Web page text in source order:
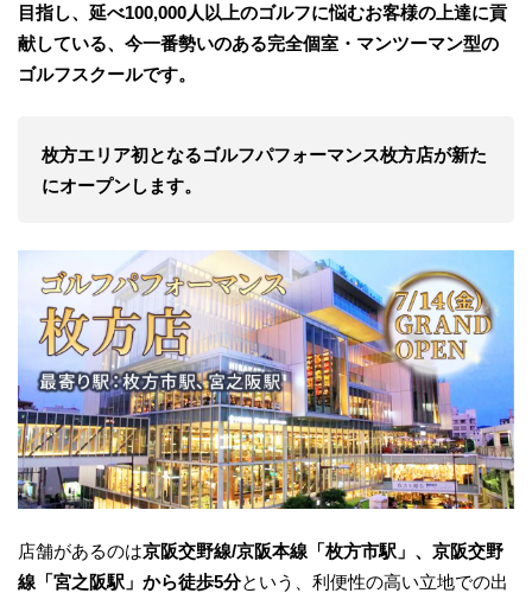
目指し、延べ100,000人以上のゴルフに悩むお客様の上達に貢
献している、今一番勢いのある完全個室・マンツーマン型の
ゴルフスクールです。
枚方エリア初となるゴルフパフォーマンス枚方店が新た
にオープンします。
店舗があるのは京阪交野線/京阪本線「枚方市駅」、京阪交野
線「宮之阪駅」から徒歩5分という、利便性の高い立地での出